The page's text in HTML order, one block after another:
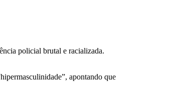
policial brutal e racializada.
apontando que